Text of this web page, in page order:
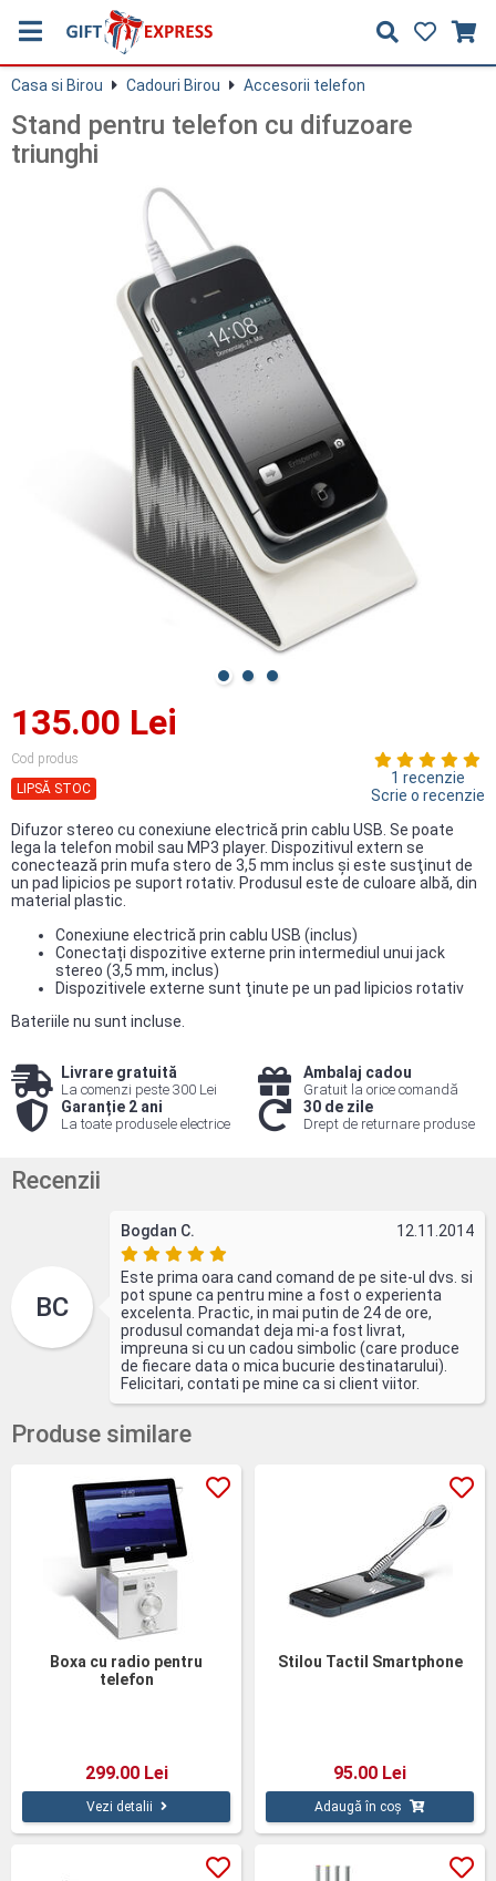
Casa si Birou Cadouri Birou Accesorii telefon
Stand pentru telefon cu difuzoare
triunghi
135.00 Lei
Cod produs
LIPSĂ STOC
1 recenzie
Scrie o recenzie
Difuzor stereo cu conexiune electrică prin cablu USB. Se poate
lega la telefon mobil sau MP3 player. Dispozitivul extern se
conectează prin mufa stero de 3,5 mm inclus şi este susţinut de
un pad lipicios pe suport rotativ. Produsul este de culoare albă, din
material plastic.
Conexiune electrică prin cablu USB (inclus)
Conectați dispozitive externe prin intermediul unui jack
stereo (3,5 mm, inclus)
Dispozitivele externe sunt ţinute pe un pad lipicios rotativ
Bateriile nu sunt incluse.
Livrare gratuită
La comenzi peste 300 Lei
Ambalaj cadou
Gratuit la orice comandă
Garanție 2 ani
La toate produsele electrice
30 de zile
Drept de returnare produse
Recenzii
BC
Bogdan C. 12.11.2014
Este prima oara cand comand de pe site-ul dvs. si
pot spune ca pentru mine a fost o experienta
excelenta. Practic, in mai putin de 24 de ore,
produsul comandat deja mi-a fost livrat,
impreuna si cu un cadou simbolic (care produce
de fiecare data o mica bucurie destinatarului).
Felicitari, contati pe mine ca si client viitor.
Produse similare
Boxa cu radio pentru
telefon
299.00 Lei
Vezi detalii
Stilou Tactil Smartphone
95.00 Lei
Adaugă în coș